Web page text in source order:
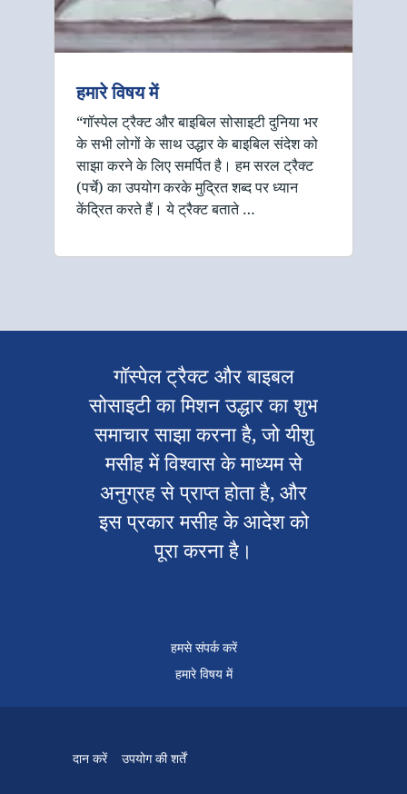
हमारे विषय में
“गॉस्पेल ट्रैक्ट और बाइबिल सोसाइटी दुनिया भर
के सभी लोगों के साथ उद्धार के बाइबिल संदेश को
साझा करने के लिए समर्पित है। हम सरल ट्रैक्ट
(पर्चे) का उपयोग करके मुद्रित शब्द पर ध्यान
केंद्रित करते हैं। ये ट्रैक्ट बताते …
गॉस्पेल ट्रैक्ट और बाइबल
सोसाइटी का मिशन उद्धार का शुभ
समाचार साझा करना है, जो यीशु
मसीह में विश्वास के माध्यम से
अनुग्रह से प्राप्त होता है, और
इस प्रकार मसीह के आदेश को
पूरा करना है।
हमसे संपर्क करें
हमारे विषय में
दान करें उपयोग की शर्तें